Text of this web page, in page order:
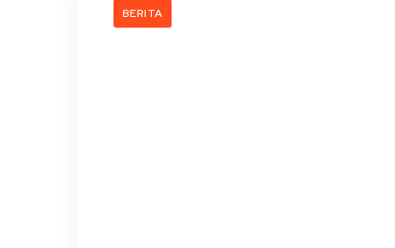
BERITA